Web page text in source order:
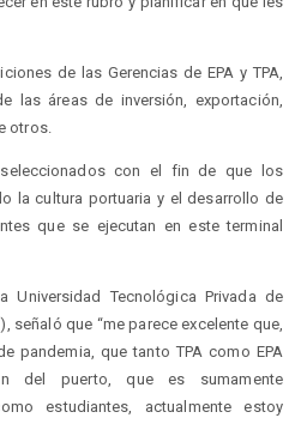
de las Gerencias de EPA y TPA,
las áreas de inversión, exportación,
otros.
con el fin de que los
la cultura portuaria y el desarrollo de
que se ejecutan en este terminal
Universidad Tecnológica Privada de
señaló que “me parece excelente que,
pandemia, que tanto TPA como EPA
del puerto, que es sumamente
estudiantes, actualmente estoy